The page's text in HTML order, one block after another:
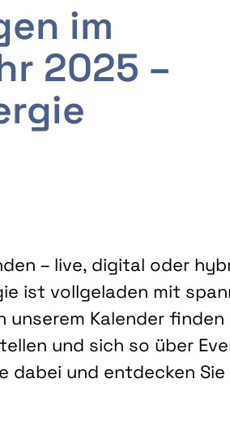
im
2025 –
– live, digital oder
ist vollgeladen mit
Kalender finden
und sich so über
dabei und entdecken Sie